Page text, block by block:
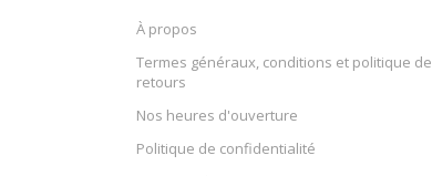
À propos
Termes généraux, conditions et politique de
retours
Nos heures d'ouverture
Politique de confidentialité